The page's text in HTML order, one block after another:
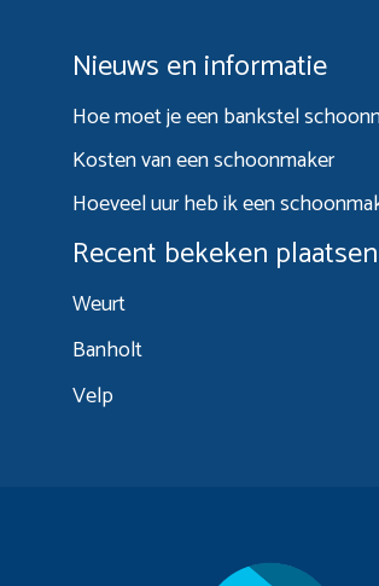
Nieuws en informatie
Hoe moet je een bankstel
Kosten van een schoonmaker
Hoeveel uur heb ik een
Recent bekeken plaatsen
Weurt
Banholt
Velp